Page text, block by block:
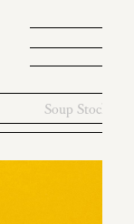
Soup Stock